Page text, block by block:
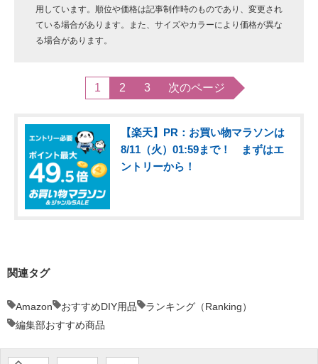
用しています。順位や価格は記事制作時のものであり、変更され
ている場合があります。また、サイズやカラーにより価格が異な
る場合があります。
1 2 3 次のページ
【楽天】PR：お買い物マラソンは
8/11（火）01:59まで！ まずはエ
ントリーから！
関連タグ
Amazon おすすめDIY用品
ランキング（Ranking）
編集部おすすめ商品